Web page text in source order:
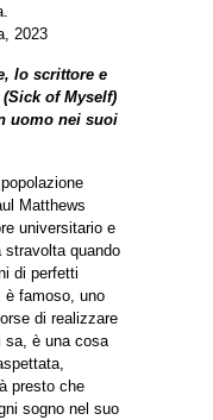
2023
lo scrittore e
of Myself)
uomo nei suoi
Matthews
universitario e
quando
di perfetti
è famoso, uno
di realizzare
sa, è una cosa
presto che
sogno nel suo